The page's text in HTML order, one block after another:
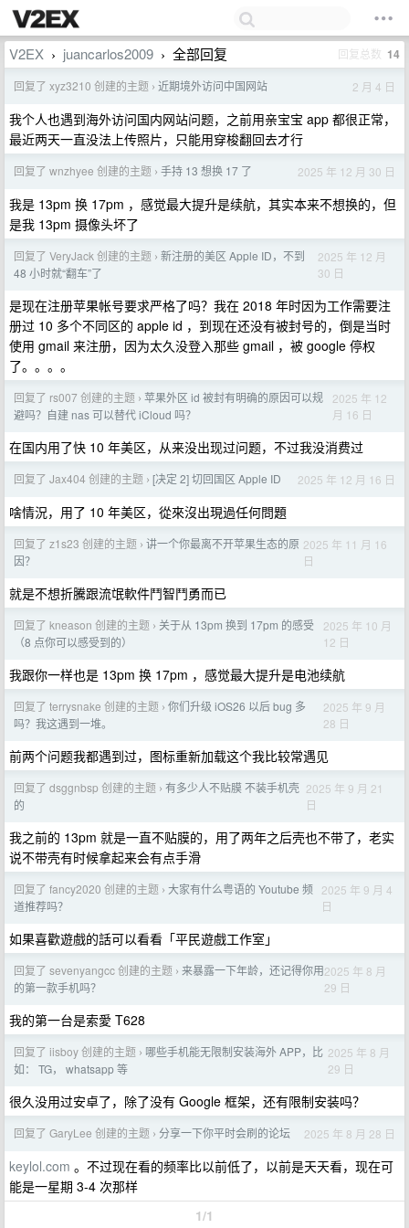
V2EX › juancarlos2009 › 全部回复 回复总数 14
回复了 xyz3210 创建的主题 › 近期境外访问中国网站 2 月 4 日
我个人也遇到海外访问国内网站问题，之前用亲宝宝 app 都很正常，
最近两天一直没法上传照片，只能用穿梭翻回去才行
回复了 wnzhyee 创建的主题 › 手持 13 想换 17 了 2025 年 12 月 30 日
我是 13pm 换 17pm ，感觉最大提升是续航，其实本来不想换的，但
是我 13pm 摄像头坏了
回复了 VeryJack 创建的主题 › 新注册的美区 Apple ID，不到
48 小时就“翻车”了
2025 年 12 月
30 日
是现在注册苹果帐号要求严格了吗？我在 2018 年时因为工作需要注
册过 10 多个不同区的 apple id ，到现在还没有被封号的，倒是当时
使用 gmail 来注册，因为太久没登入那些 gmail ，被 google 停权
了。。。。
回复了 rs007 创建的主题 › 苹果外区 id 被封有明确的原因可以规
避吗？自建 nas 可以替代 iCloud 吗？
2025 年 12
月 16 日
在国内用了快 10 年美区，从来没出现过问题，不过我没消费过
回复了 Jax404 创建的主题 › [决定 2] 切回国区 Apple ID 2025 年 12 月 16 日
啥情況，用了 10 年美区，從來沒出現過任何問題
回复了 z1s23 创建的主题 › 讲一个你最离不开苹果生态的原
因？
2025 年 11 月 16
日
就是不想折騰跟流氓軟件鬥智鬥勇而已
回复了 kneason 创建的主题 › 关于从 13pm 换到 17pm 的感受
（8 点你可以感受到的）
2025 年 10 月
12 日
我跟你一样也是 13pm 换 17pm ，感觉最大提升是电池续航
回复了 terrysnake 创建的主题 › 你们升级 iOS26 以后 bug 多
吗？我这遇到一堆。
2025 年 9 月
28 日
前两个问题我都遇到过，图标重新加载这个我比较常遇见
回复了 dsggnbsp 创建的主题 › 有多少人不贴膜 不装手机壳
的
2025 年 9 月 21
日
我之前的 13pm 就是一直不贴膜的，用了两年之后壳也不带了，老实
说不带壳有时候拿起来会有点手滑
回复了 fancy2020 创建的主题 › 大家有什么粤语的 Youtube 频
道推荐吗？
2025 年 9 月 4
日
如果喜歡遊戲的話可以看看「平民遊戲工作室」
回复了 sevenyangcc 创建的主题 › 来暴露一下年龄，还记得你用
的第一款手机吗？
2025 年 8 月
29 日
我的第一台是索愛 T628
回复了 iisboy 创建的主题 › 哪些手机能无限制安装海外 APP，比
如： TG， whatsapp 等
2025 年 8 月
29 日
很久没用过安卓了，除了没有 Google 框架，还有限制安装吗？
回复了 GaryLee 创建的主题 › 分享一下你平时会刷的论坛 2025 年 8 月 28 日
keylol.com 。不过现在看的频率比以前低了，以前是天天看，现在可
能是一星期 3-4 次那样
1/1